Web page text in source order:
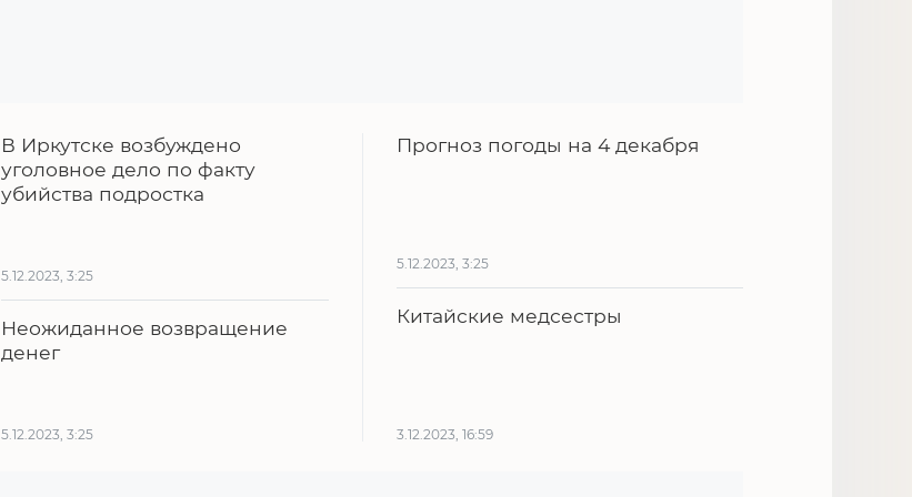
В Иркутске возбуждено
уголовное дело по факту
убийства подростка
5.12.2023, 3:25
Неожиданное возвращение
денег
5.12.2023, 3:25
Прогноз погоды на 4 декабря
5.12.2023, 3:25
Китайские медсестры
3.12.2023, 16:59